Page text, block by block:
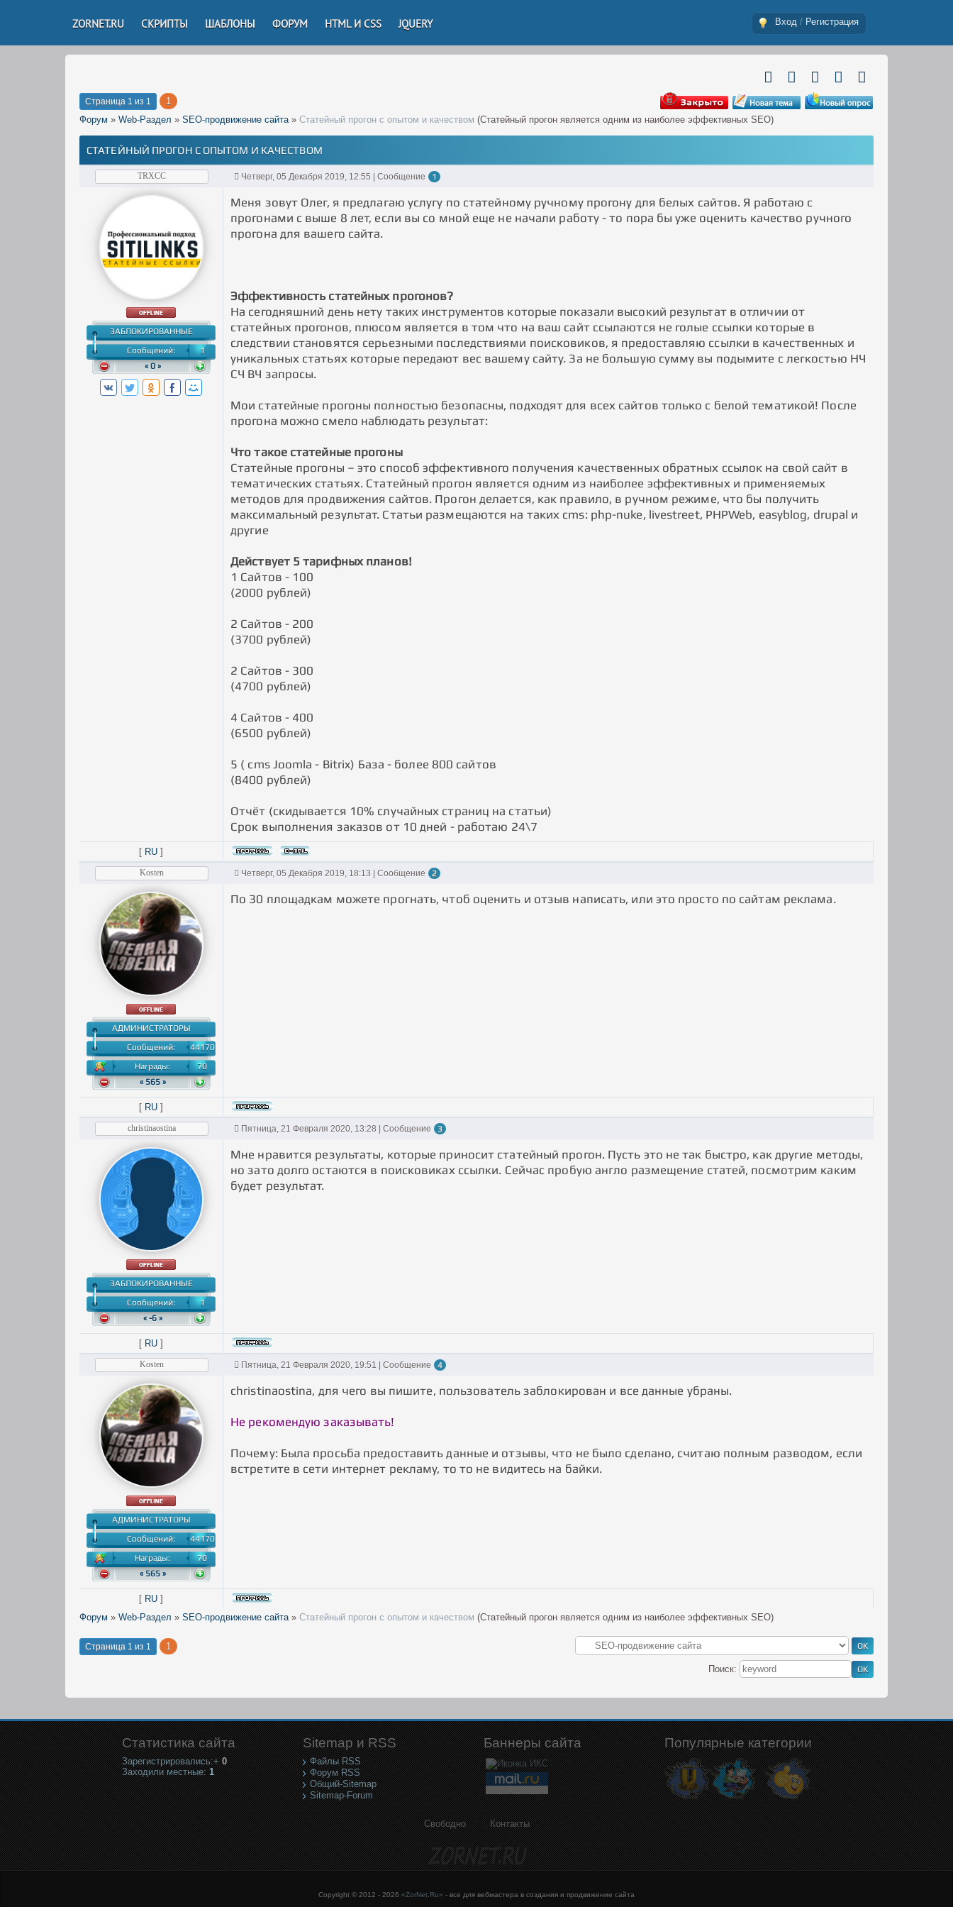
ZORNET.RU СКРИПТЫ ШАБЛОНЫ ФОРУМ HTML И CSS JQUERY Вход / Регистрация
Страница 1 из 1
1
Форум » Web-Раздел » SEO-продвижение сайта » Статейный прогон с опытом и качеством (Статейный прогон является одним из наиболее эффективных SEO)
СТАТЕЙНЫЙ ПРОГОН С ОПЫТОМ И КАЧЕСТВОМ
TRXCC Четверг, 05 Декабря 2019, 12:55 | Сообщение 1
ЗАБЛОКИРОВАННЫЕ
Сообщений:
1
« 0 »
Меня зовут Олег, я предлагаю услугу по статейному ручному прогону для белых сайтов. Я работаю с
прогонами с выше 8 лет, если вы со мной еще не начали работу - то пора бы уже оценить качество ручного
прогона для вашего сайта.
Эффективность статейных прогонов?
На сегодняшний день нету таких инструментов которые показали высокий результат в отличии от
статейных прогонов, плюсом является в том что на ваш сайт ссылаются не голые ссылки которые в
следствии становятся серьезными последствиями поисковиков, я предоставляю ссылки в качественных и
уникальных статьях которые передают вес вашему сайту. За не большую сумму вы подымите с легкостью НЧ
СЧ ВЧ запросы.
Мои статейные прогоны полностью безопасны, подходят для всех сайтов только с белой тематикой! После
прогона можно смело наблюдать результат:
Что такое статейные прогоны
Cтатейные прогоны – это способ эффективного получения качественных обратных ссылок на свой сайт в
тематических статьях. Статейный прогон является одним из наиболее эффективных и применяемых
методов для продвижения сайтов. Прогон делается, как правило, в ручном режиме, что бы получить
максимальный результат. Статьи размещаются на таких cms: php-nuke, livestreet, PHPWeb, easyblog, drupal и
другие
Действует 5 тарифных планов!
1 Сайтов - 100
(2000 рублей)
2 Сайтов - 200
(3700 рублей)
2 Сайтов - 300
(4700 рублей)
4 Сайтов - 400
(6500 рублей)
5 ( cms Joomla - Bitrix) База - более 800 сайтов
(8400 рублей)
Отчёт (скидывается 10% случайных страниц на статьи)
Срок выполнения заказов от 10 дней - работаю 24\7
[ RU ]
Kosten Четверг, 05 Декабря 2019, 18:13 | Сообщение 2
АДМИНИСТРАТОРЫ
Сообщений:
44170
Награды:
70
« 565 »
По 30 площадкам можете прогнать, чтоб оценить и отзыв написать, или это просто по сайтам реклама.
[ RU ]
christinaostina Пятница, 21 Февраля 2020, 13:28 | Сообщение 3
ЗАБЛОКИРОВАННЫЕ
Сообщений:
1
« -6 »
Мне нравится результаты, которые приносит статейный прогон. Пусть это не так быстро, как другие методы,
но зато долго остаются в поисковиках ссылки. Сейчас пробую англо размещение статей, посмотрим каким
будет результат.
[ RU ]
Kosten Пятница, 21 Февраля 2020, 19:51 | Сообщение 4
АДМИНИСТРАТОРЫ
Сообщений:
44170
Награды:
70
« 565 »
christinaostina, для чего вы пишите, пользователь заблокирован и все данные убраны.
Не рекомендую заказывать!
Почему: Была просьба предоставить данные и отзывы, что не было сделано, считаю полным разводом, если
встретите в сети интернет рекламу, то то не видитесь на байки.
[ RU ]
Форум » Web-Раздел » SEO-продвижение сайта » Статейный прогон с опытом и качеством (Статейный прогон является одним из наиболее эффективных SEO)
Страница 1 из 1 1
Поиск:
Статистика сайта
Зарегистрировались:+ 0
Заходили местные: 1
Sitemap и RSS
Файлы RSS
Форум RSS
Общий-Sitemap
Sitemap-Forum
Баннеры сайта Популярные категории
Свободно Контакты
Copyright © 2012 - 2026 «ZorNet.Ru» - все для вебмастера в создания и продвижение сайта